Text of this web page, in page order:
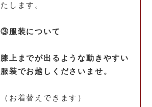
たします。
③服装について
膝上までが出るような動きやすい
服装でお越しくださいませ。
（お着替えできます）